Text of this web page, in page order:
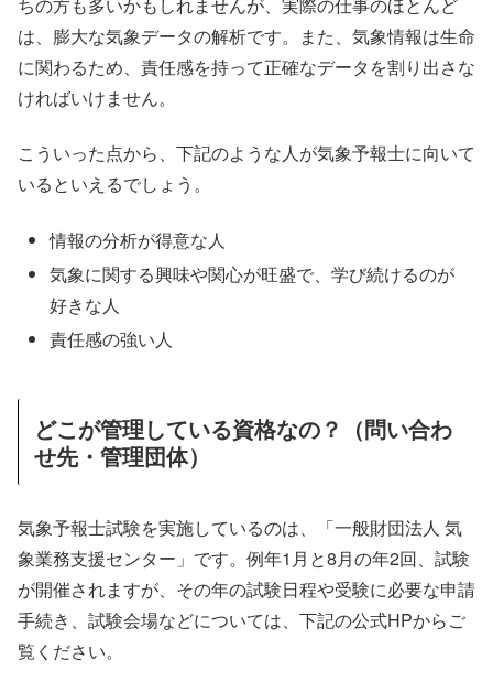
は、膨大な気象データの解析です。また、気象情報は生命
に関わるため、責任感を持って正確なデータを割り出さな
ければいけません。
こういった点から、下記のような人が気象予報士に向いて
いるといえるでしょう。
情報の分析が得意な人
気象に関する興味や関心が旺盛で、学び続けるのが
好きな人
責任感の強い人
どこが管理している資格なの？（問い合わ
せ先・管理団体）
気象予報士試験を実施しているのは、「一般財団法人 気
象業務支援センター」です。例年1月と8月の年2回、試験
が開催されますが、その年の試験日程や受験に必要な申請
手続き、試験会場などについては、下記の公式HPからご
覧ください。